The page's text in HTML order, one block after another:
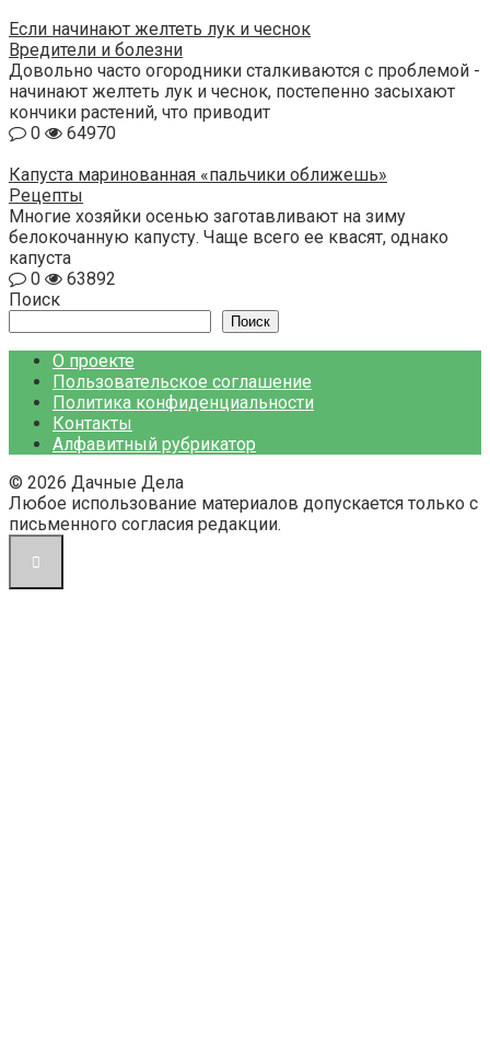
Если начинают желтеть лук и чеснок
Вредители и болезни
Довольно часто огородники сталкиваются с проблемой -
начинают желтеть лук и чеснок, постепенно засыхают
кончики растений, что приводит
0
64970
Капуста маринованная «пальчики оближешь»
Рецепты
Многие хозяйки осенью заготавливают на зиму
белокочанную капусту. Чаще всего ее квасят, однако
капуста
0
63892
Поиск
Поиск
О проекте
Пользовательское соглашение
Политика конфиденциальности
Контакты
Алфавитный рубрикатор
© 2026 Дачные Дела
Любое использование материалов допускается только с
письменного согласия редакции.